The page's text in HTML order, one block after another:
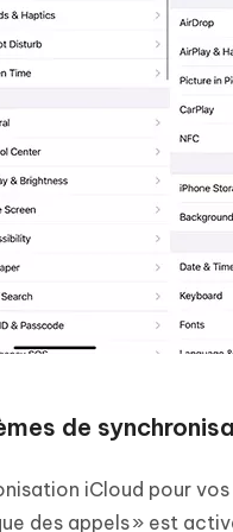
de
iCloud pour
des appels » est